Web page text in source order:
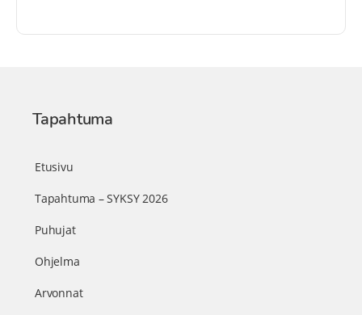
Tapahtuma
Etusivu
Tapahtuma – SYKSY 2026
Puhujat
Ohjelma
Arvonnat